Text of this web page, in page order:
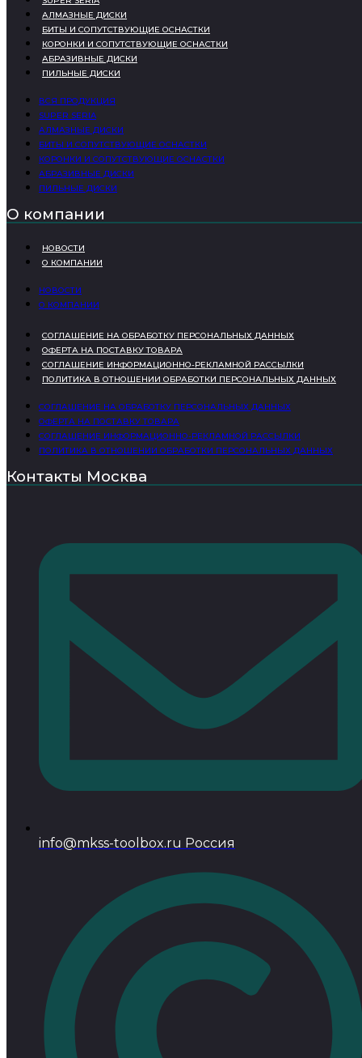
АЛМАЗНЫЕ ДИСКИ
БИТЫ И СОПУТСТВУЮЩИЕ ОСНАСТКИ
КОРОНКИ И СОПУТСТВУЮЩИЕ ОСНАСТКИ
АБРАЗИВНЫЕ ДИСКИ
ПИЛЬНЫЕ ДИСКИ
ВСЯ ПРОДУКЦИЯ
SUPER SERIA
АЛМАЗНЫЕ ДИСКИ
БИТЫ И СОПУТСТВУЮЩИЕ ОСНАСТКИ
КОРОНКИ И СОПУТСТВУЮЩИЕ ОСНАСТКИ
АБРАЗИВНЫЕ ДИСКИ
ПИЛЬНЫЕ ДИСКИ
О компании
НОВОСТИ
О КОМПАНИИ
НОВОСТИ
О КОМПАНИИ
СОГЛАШЕНИЕ НА ОБРАБОТКУ ПЕРСОНАЛЬНЫХ ДАННЫХ
ОФЕРТА НА ПОСТАВКУ ТОВАРА
СОГЛАШЕНИЕ ИНФОРМАЦИОННО-РЕКЛАМНОЙ РАССЫЛКИ
ПОЛИТИКА В ОТНОШЕНИИ ОБРАБОТКИ ПЕРСОНАЛЬНЫХ ДАННЫХ
СОГЛАШЕНИЕ НА ОБРАБОТКУ ПЕРСОНАЛЬНЫХ ДАННЫХ
ОФЕРТА НА ПОСТАВКУ ТОВАРА
СОГЛАШЕНИЕ ИНФОРМАЦИОННО-РЕКЛАМНОЙ РАССЫЛКИ
ПОЛИТИКА В ОТНОШЕНИИ ОБРАБОТКИ ПЕРСОНАЛЬНЫХ ДАННЫХ
Контакты Москва
info@mkss-toolbox.ru Россия